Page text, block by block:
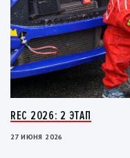
REC 2026: 2 ЭТАП
27 ИЮНЯ 2026